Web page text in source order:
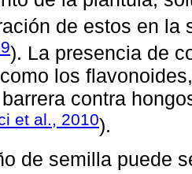
de estos en la
). La presencia de
los
contra
et al., 2010).
de semilla puede